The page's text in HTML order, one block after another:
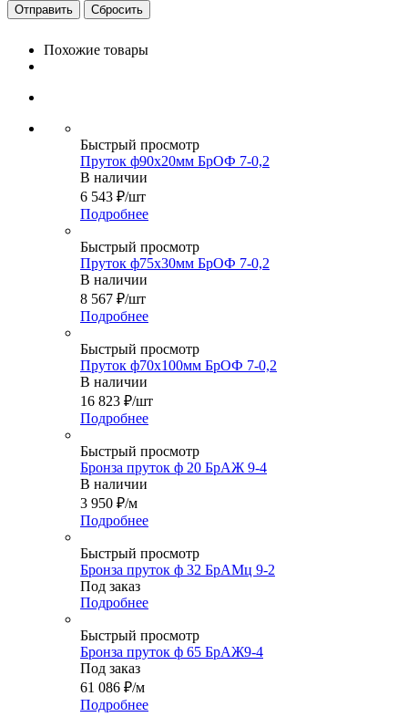
Сбросить
Похожие товары
Быстрый просмотр
Пруток ф90х20мм БрОФ 7-0,2
В наличии
6 543 ₽/шт
Подробнее
Быстрый просмотр
Пруток ф75х30мм БрОФ 7-0,2
В наличии
8 567 ₽/шт
Подробнее
Быстрый просмотр
Пруток ф70х100мм БрОФ 7-0,2
В наличии
16 823 ₽/шт
Подробнее
Быстрый просмотр
Бронза пруток ф 20 БрАЖ 9-4
В наличии
3 950 ₽/м
Подробнее
Быстрый просмотр
Бронза пруток ф 32 БрАМц 9-2
Под заказ
Подробнее
Быстрый просмотр
Бронза пруток ф 65 БрАЖ9-4
Под заказ
61 086 ₽/м
Подробнее